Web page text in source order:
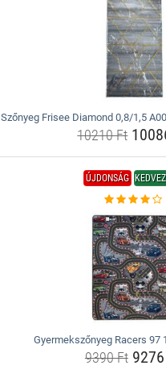
Szőnyeg Frisee Diamond 0,8/1,5
10210 Ft
ÚJDONSÁG
Gyermekszőnyeg Racers 97
9390 Ft